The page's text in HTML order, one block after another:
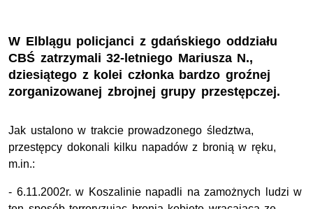
W Elblągu policjanci z gdańskiego oddziału
CBŚ zatrzymali 32-letniego Mariusza N.,
dziesiątego z kolei członka bardzo groźnej
zorganizowanej zbrojnej grupy przestępczej.
Jak ustalono w trakcie prowadzonego śledztwa,
przestępcy dokonali kilku napadów z bronią w ręku,
m.in.:
- 6.11.2002r. w Koszalinie napadli na zamożnych ludzi w